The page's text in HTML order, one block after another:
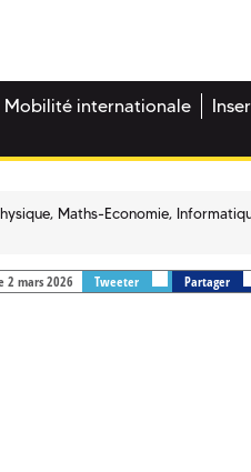
Mobilité internationale
Maths-Economie,
2 mars 2026 Tweeter Partager